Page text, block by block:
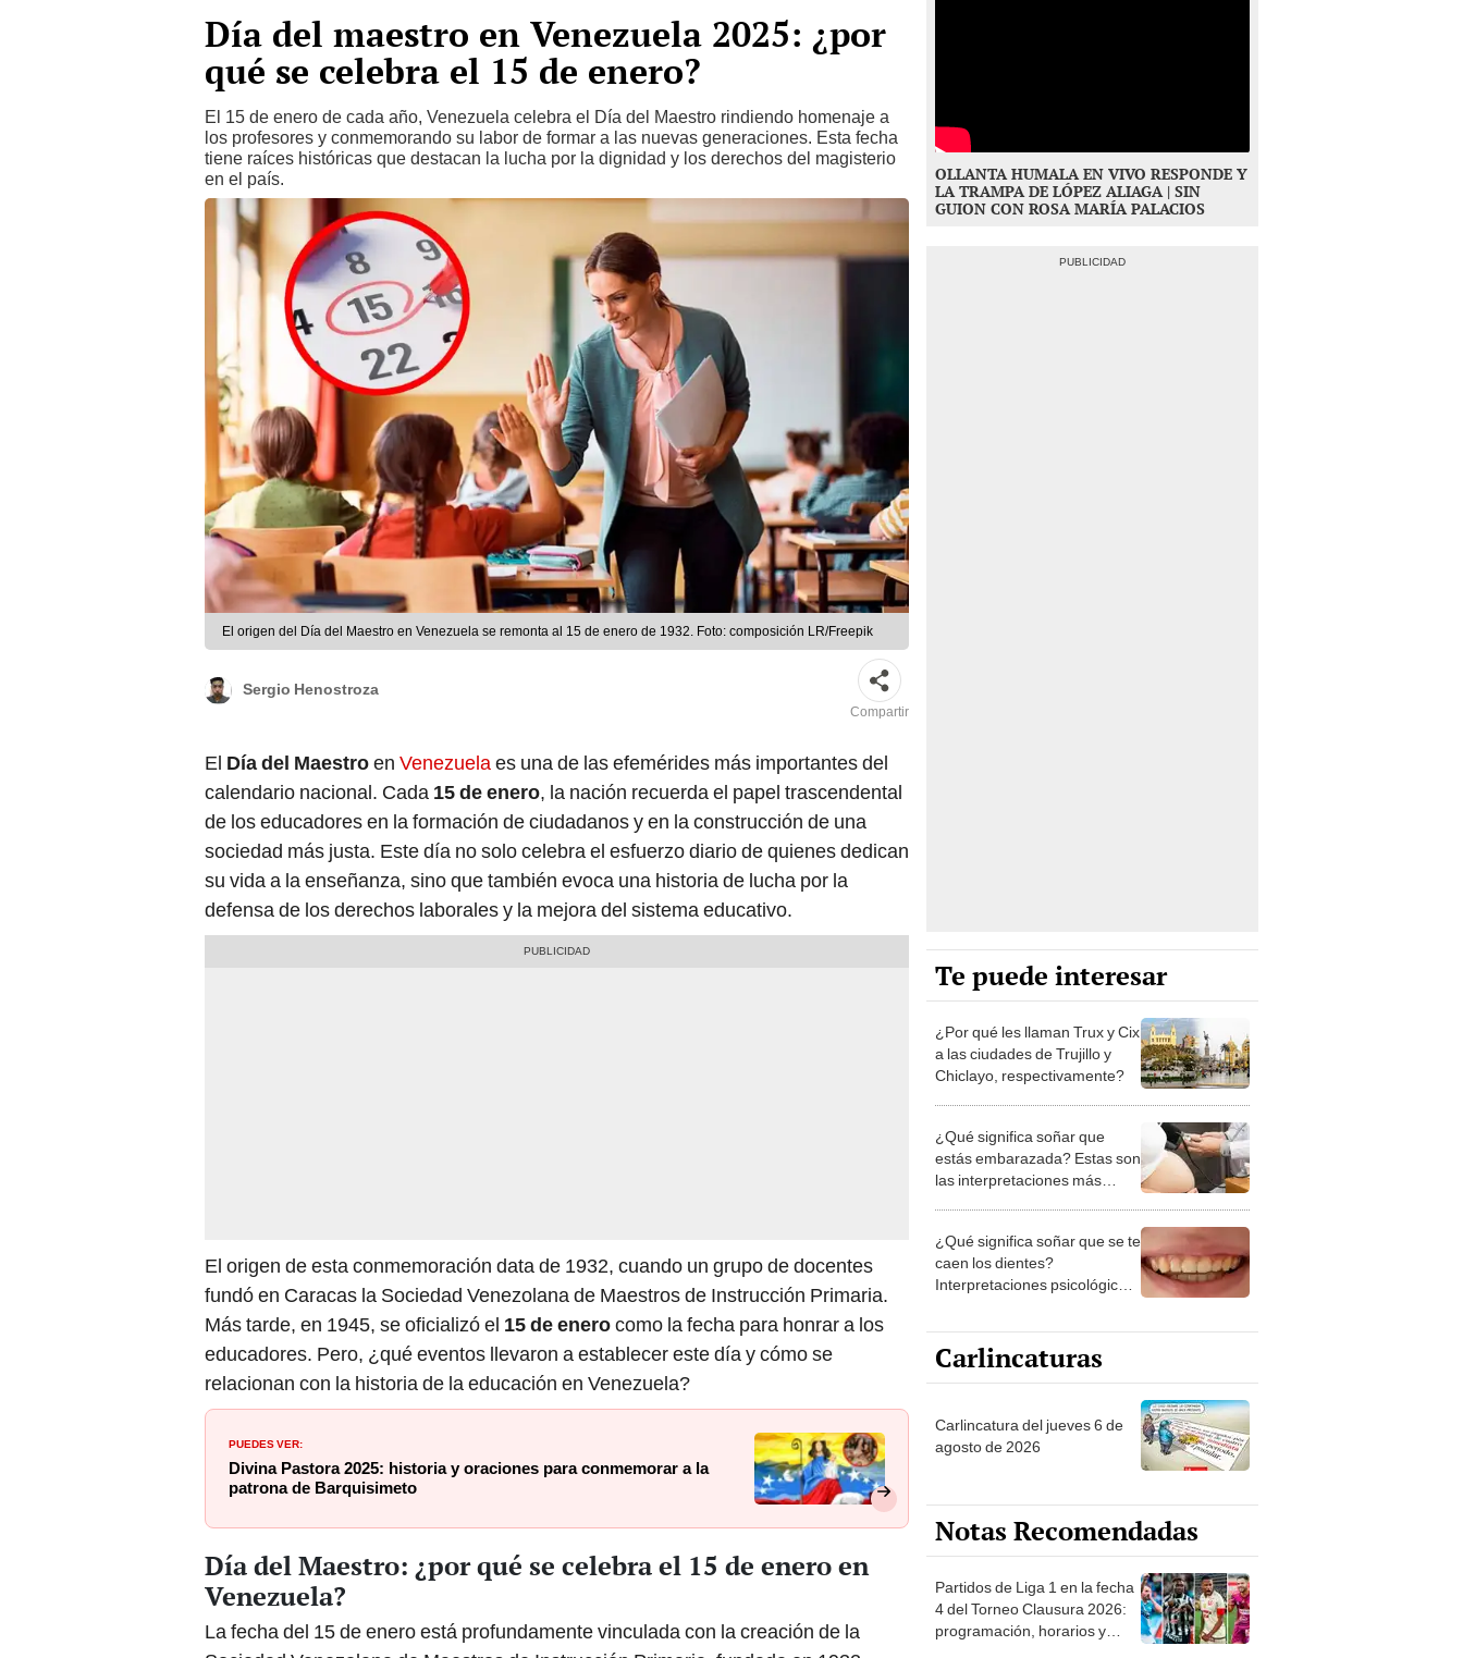
Día del maestro en Venezuela 2025: ¿por
qué se celebra el 15 de enero?
El 15 de enero de cada año, Venezuela celebra el Día del Maestro rindiendo homenaje a
los profesores y conmemorando su labor de formar a las nuevas generaciones. Esta fecha
tiene raíces históricas que destacan la lucha por la dignidad y los derechos del magisterio
en el país.
El origen del Día del Maestro en Venezuela se remonta al 15 de enero de 1932. Foto: composición LR/Freepik
Sergio Henostroza
Compartir
El Día del Maestroen Venezuelaes una de las efemérides más importantes del
calendario nacional. Cada 15 de enero, la nación recuerda el papel trascendental
de los educadores en la formación de ciudadanos y en la construcción de una
sociedad más justa. Este día no solo celebra el esfuerzo diario de quienes dedican
su vida a la enseñanza, sino que también evoca una historia de lucha por la
defensa de los derechos laborales y la mejora del sistema educativo.
El origen de esta conmemoración data de 1932, cuando un grupo de docentes
fundó en Caracas la Sociedad Venezolana de Maestros de Instrucción Primaria.
Más tarde, en 1945, se oficializó el 15 de enerocomo la fecha para honrar a los
educadores. Pero, ¿qué eventos llevaron a establecer este día y cómo se
relacionan con la historia de la educación en Venezuela?
PUEDES VER:
Divina Pastora 2025: historia y oraciones para conmemorar a la
patrona de Barquisimeto
Día del Maestro: ¿por qué se celebra el 15 de enero en
Venezuela?
La fecha del 15 de enero está profundamente vinculada con la creación de la
OLLANTA HUMALA EN VIVO RESPONDE Y
LA TRAMPA DE LÓPEZ ALIAGA | SIN
GUION CON ROSA MARÍA PALACIOS
Te puede interesar
¿Por qué les llaman Trux y Cix
a las ciudades de Trujillo y
Chiclayo, respectivamente?
¿Qué significa soñar que
estás embarazada? Estas son
las interpretaciones más
¿Qué significa soñar que se te
caen los dientes?
Interpretaciones psicológicas
Carlincaturas
Carlincatura del jueves 6 de
agosto de 2026
Notas Recomendadas
Partidos de Liga 1 en la fecha
4 del Torneo Clausura 2026:
programación, horarios y